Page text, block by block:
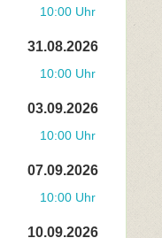
10:00 Uhr
31.08.2026
10:00 Uhr
03.09.2026
10:00 Uhr
07.09.2026
10:00 Uhr
10.09.2026